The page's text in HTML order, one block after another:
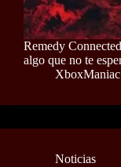
Remedy
algo que no te
XboxManiac
Noticias